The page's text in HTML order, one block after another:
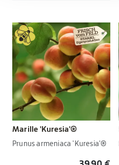
Marille 'Kuresia'®
Prunus armeniaca 'Kuresia'®